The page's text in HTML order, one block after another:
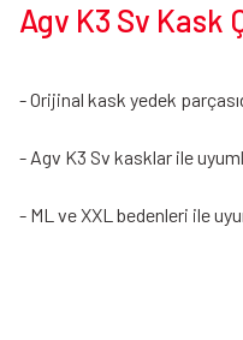
Agv K3 Sv Kask
- Orijinal kask yedek
- Agv K3 Sv kasklar ile
- ML ve XXL bedenleri ile